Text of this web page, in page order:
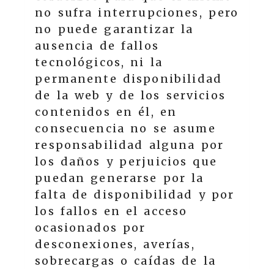
no sufra interrupciones, pero
no puede garantizar la
ausencia de fallos
tecnológicos, ni la
permanente disponibilidad
de la web y de los servicios
contenidos en él, en
consecuencia no se asume
responsabilidad alguna por
los daños y perjuicios que
puedan generarse por la
falta de disponibilidad y por
los fallos en el acceso
ocasionados por
desconexiones, averías,
sobrecargas o caídas de la